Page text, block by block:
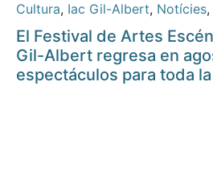
Cultura, Iac Gil-Albert, Notícies,
El Festival de Artes
Gil-Albert regresa en
espectáculos para toda